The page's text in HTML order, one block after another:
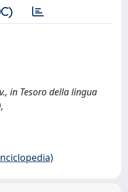
in Tesoro della lingua